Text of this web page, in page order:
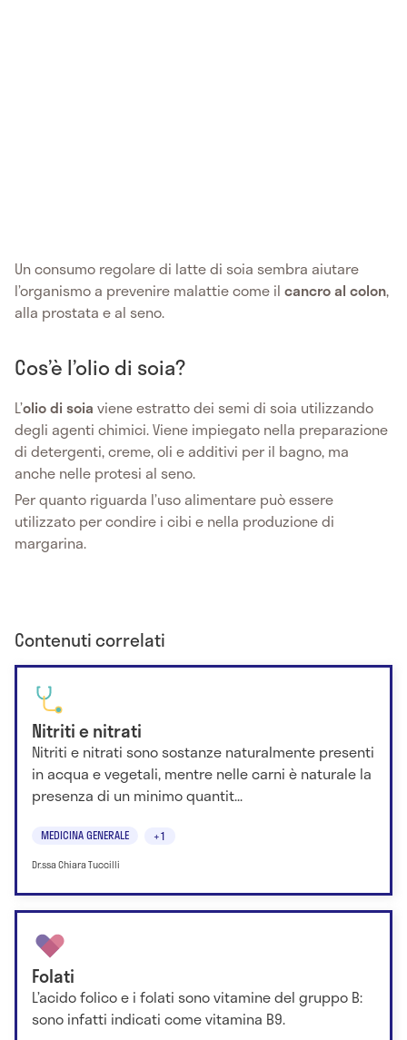
Un consumo regolare di latte di soia sembra aiutare
l’organismo a prevenire malattie come il cancro al colon,
alla prostata e al seno.
Cos’è l’olio di soia?
L’olio di soia viene estratto dei semi di soia utilizzando
degli agenti chimici. Viene impiegato nella preparazione
di detergenti, creme, oli e additivi per il bagno, ma
anche nelle protesi al seno.
Per quanto riguarda l’uso alimentare può essere
utilizzato per condire i cibi e nella produzione di
margarina.
Contenuti correlati
Nitriti e nitrati
Nitriti e nitrati sono sostanze naturalmente presenti
in acqua e vegetali, mentre nelle carni è naturale la
presenza di un minimo quantit...
MEDICINA GENERALE +1
Dr.ssa Chiara Tuccilli
Folati
L’acido folico e i folati sono vitamine del gruppo B:
sono infatti indicati come vitamina B9.